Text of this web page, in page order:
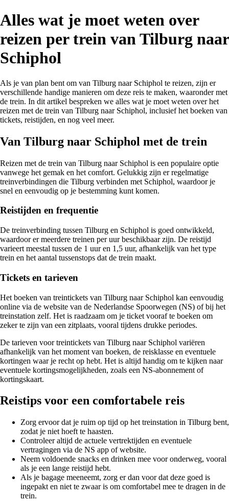
Alles wat je moet weten over
reizen per trein van Tilburg naar
Schiphol
Als je van plan bent om van Tilburg naar Schiphol te reizen, zijn er
verschillende handige manieren om deze reis te maken, waaronder met
de trein. In dit artikel bespreken we alles wat je moet weten over het
reizen met de trein van Tilburg naar Schiphol, inclusief het boeken van
tickets, reistijden, en nog veel meer.
Van Tilburg naar Schiphol met de trein
Reizen met de trein van Tilburg naar Schiphol is een populaire optie
vanwege het gemak en het comfort. Gelukkig zijn er regelmatige
treinverbindingen die Tilburg verbinden met Schiphol, waardoor je
snel en eenvoudig op je bestemming kunt komen.
Reistijden en frequentie
De treinverbinding tussen Tilburg en Schiphol is goed ontwikkeld,
waardoor er meerdere treinen per uur beschikbaar zijn. De reistijd
varieert meestal tussen de 1 uur en 1,5 uur, afhankelijk van het type
trein en het aantal tussenstops dat de trein maakt.
Tickets en tarieven
Het boeken van treintickets van Tilburg naar Schiphol kan eenvoudig
online via de website van de Nederlandse Spoorwegen (NS) of bij het
treinstation zelf. Het is raadzaam om je ticket vooraf te boeken om
zeker te zijn van een zitplaats, vooral tijdens drukke periodes.
De tarieven voor treintickets van Tilburg naar Schiphol variëren
afhankelijk van het moment van boeken, de reisklasse en eventuele
kortingen waar je recht op hebt. Het is altijd handig om te kijken naar
eventuele kortingsmogelijkheden, zoals een NS-abonnement of
kortingskaart.
Reistips voor een comfortabele reis
Zorg ervoor dat je ruim op tijd op het treinstation in Tilburg bent,
zodat je niet hoeft te haasten.
Controleer altijd de actuele vertrektijden en eventuele
vertragingen via de NS app of website.
Neem voldoende snacks en drinken mee voor onderweg, vooral
als je een lange reistijd hebt.
Als je bagage meeneemt, zorg er dan voor dat deze goed is
ingepakt en niet te zwaar is om comfortabel mee te dragen in de
trein.